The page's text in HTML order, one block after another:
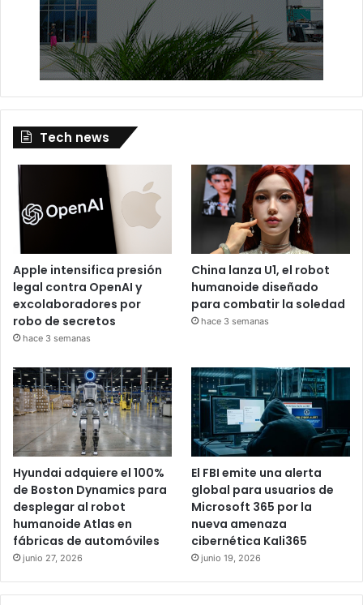
Tech news
Apple intensifica presión
legal contra OpenAI y
excolaboradores por
robo de secretos
hace 3 semanas
China lanza U1, el robot
humanoide diseñado
para combatir la soledad
hace 3 semanas
Hyundai adquiere el 100%
de Boston Dynamics para
desplegar al robot
humanoide Atlas en
fábricas de automóviles
junio 27, 2026
El FBI emite una alerta
global para usuarios de
Microsoft 365 por la
nueva amenaza
cibernética Kali365
junio 19, 2026